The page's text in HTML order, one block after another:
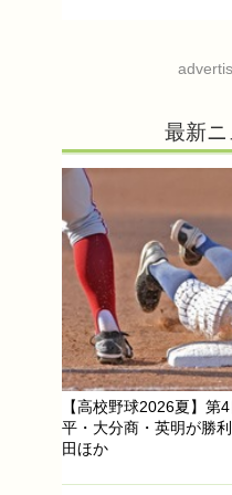
最新ニ
【高校野球2026夏】第
平・大分商・英明が勝
田ほか